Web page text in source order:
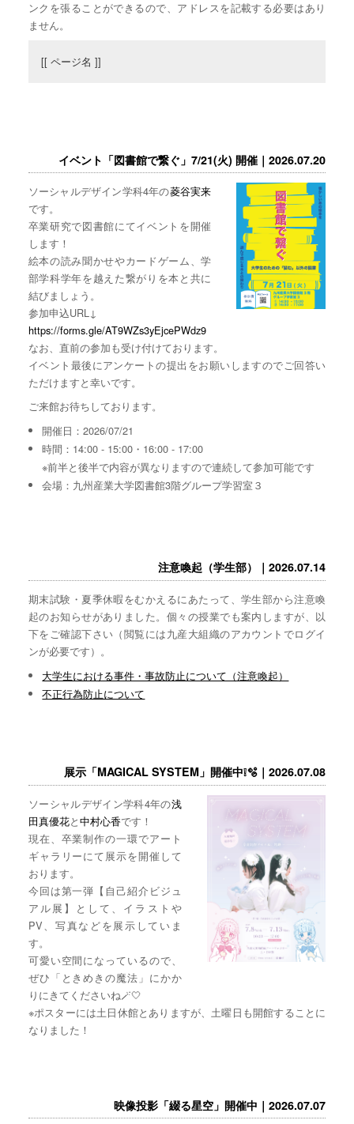
ンクを張ることができるので、アドレスを記載する必要はあり
ません。
[[ ページ名 ]]
イベント「図書館で繋ぐ」7/21(火) 開催｜2026.07.20
ソーシャルデザイン学科4年の菱谷実来
です。
卒業研究で図書館にてイベントを開催
します！
絵本の読み聞かせやカードゲーム、学
部学科学年を越えた繋がりを本と共に
結びましょう。
参加申込URL↓
https://forms.gle/AT9WZs3yEjcePWdz9
なお、直前の参加も受け付けております。
イベント最後にアンケートの提出をお願いしますのでご回答い
ただけますと幸いです。
ご来館お待ちしております。
開催日：2026/07/21
時間：14:00 - 15:00・16:00 - 17:00
※前半と後半で内容が異なりますので連続して参加可能です
会場：九州産業大学図書館3階グループ学習室３
注意喚起（学生部）｜2026.07.14
期末試験・夏季休暇をむかえるにあたって、学生部から注意喚
起のお知らせがありました。個々の授業でも案内しますが、以
下をご確認下さい（閲覧には九産大組織のアカウントでログイ
ンが必要です）。
大学生における事件・事故防止について（注意喚起）
不正行為防止について
展示「MAGICAL SYSTEM」開催中❕🫧｜2026.07.08
ソーシャルデザイン学科4年の浅
田真優花と中村心香です！
現在、卒業制作の一環でアート
ギャラリーにて展示を開催して
おります。
今回は第一弾【自己紹介ビジュ
アル展】として、イラストや
PV、写真などを展示していま
す。
可愛い空間になっているので、
ぜひ「ときめきの魔法」にかか
りにきてくださいね🪄🤍
※ポスターには土日休館とありますが、土曜日も開館することに
なりました！
映像投影「綴る星空」開催中｜2026.07.07